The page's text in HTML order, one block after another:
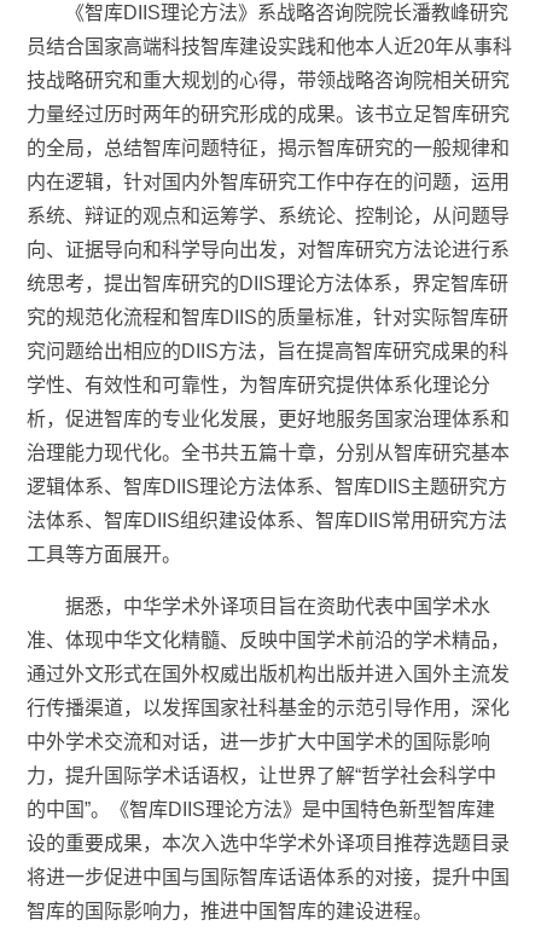
《智库DIIS理论方法》系战略咨询院院长潘教峰研究
员结合国家高端科技智库建设实践和他本人近20年从事科
技战略研究和重大规划的心得，带领战略咨询院相关研究
力量经过历时两年的研究形成的成果。该书立足智库研究
的全局，总结智库问题特征，揭示智库研究的一般规律和
内在逻辑，针对国内外智库研究工作中存在的问题，运用
系统、辩证的观点和运筹学、系统论、控制论，从问题导
向、证据导向和科学导向出发，对智库研究方法论进行系
统思考，提出智库研究的DIIS理论方法体系，界定智库研
究的规范化流程和智库DIIS的质量标准，针对实际智库研
究问题给出相应的DIIS方法，旨在提高智库研究成果的科
学性、有效性和可靠性，为智库研究提供体系化理论分
析，促进智库的专业化发展，更好地服务国家治理体系和
治理能力现代化。全书共五篇十章，分别从智库研究基本
逻辑体系、智库DIIS理论方法体系、智库DIIS主题研究方
法体系、智库DIIS组织建设体系、智库DIIS常用研究方法
工具等方面展开。
据悉，中华学术外译项目旨在资助代表中国学术水
准、体现中华文化精髓、反映中国学术前沿的学术精品，
通过外文形式在国外权威出版机构出版并进入国外主流发
行传播渠道，以发挥国家社科基金的示范引导作用，深化
中外学术交流和对话，进一步扩大中国学术的国际影响
力，提升国际学术话语权，让世界了解“哲学社会科学中
的中国”。《智库DIIS理论方法》是中国特色新型智库建
设的重要成果，本次入选中华学术外译项目推荐选题目录
将进一步促进中国与国际智库话语体系的对接，提升中国
智库的国际影响力，推进中国智库的建设进程。